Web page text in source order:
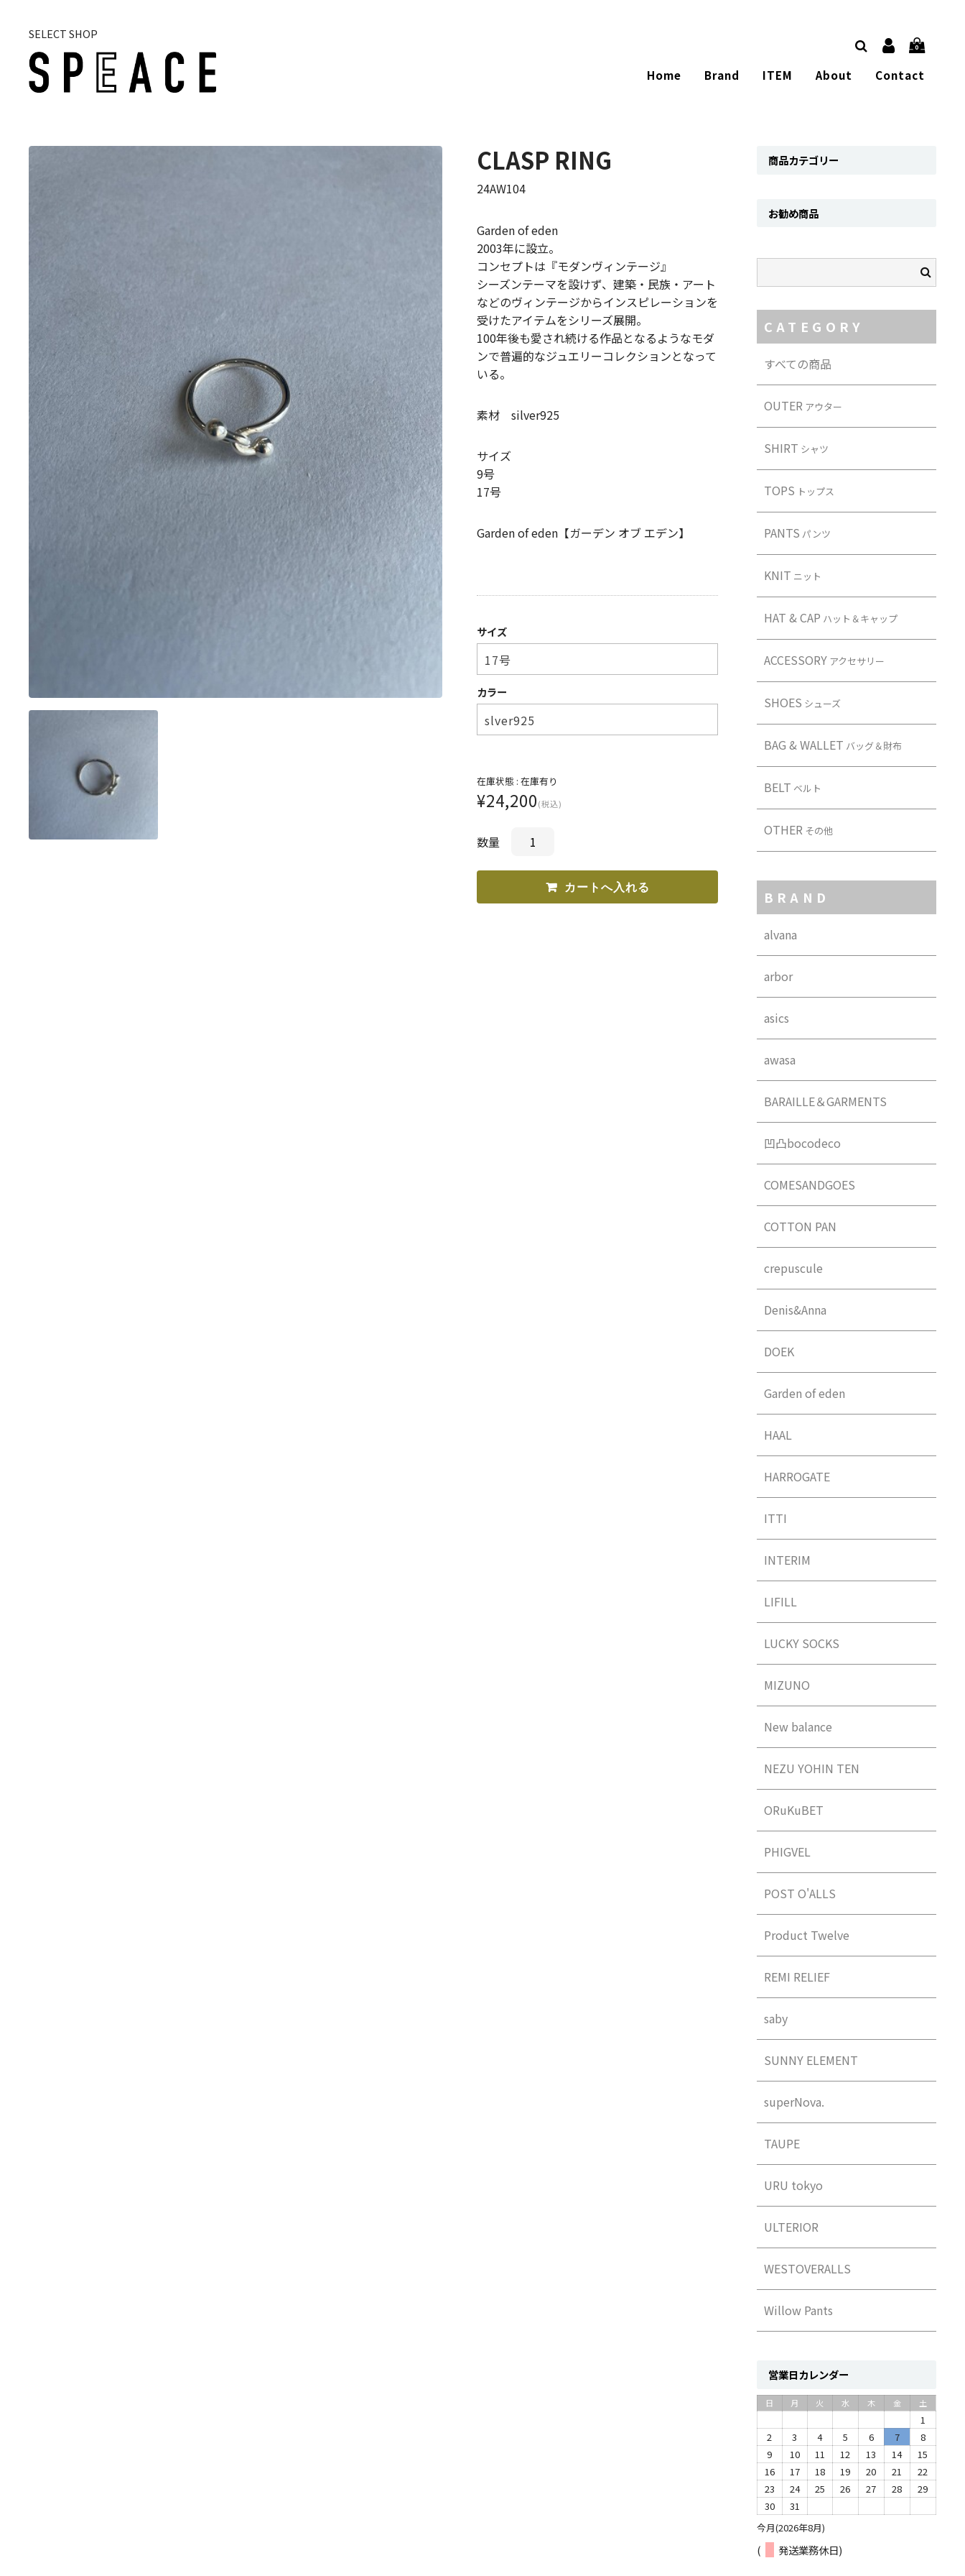
SELECT SHOP
0
Home Brand ITEM About Contact
CLASP RING
24AW104
Garden of eden
2003年に設立。
コンセプトは『モダンヴィンテージ』
シーズンテーマを設けず、建築・民族・アート
などのヴィンテージからインスピレーションを
受けたアイテムをシリーズ展開。
100年後も愛され続ける作品となるようなモダ
ンで普遍的なジュエリーコレクションとなって
いる。
素材 silver925
サイズ
9号
17号
Garden of eden【ガーデン オブ エデン】
サイズ
カラー
在庫状態 :在庫有り
¥24,200(税込)
数量
商品カテゴリー
お勧め商品
CATEGORY
すべての商品
OUTERアウター
SHIRT シャツ
TOPS トップス
PANTS パンツ
KNIT ニット
HAT & CAP ハット＆キャップ
ACCESSORYアクセサリー
SHOES シューズ
BAG & WALLET バッグ＆財布
BELT ベルト
OTHERその他
BRAND
alvana
arbor
asics
awasa
BARAILLE＆GARMENTS
凹凸bocodeco
COMESANDGOES
COTTON PAN
crepuscule
Denis&Anna
DOEK
Garden of eden
HAAL
HARROGATE
ITTI
INTERIM
LIFILL
LUCKY SOCKS
MIZUNO
New balance
NEZU YOHIN TEN
ORuKuBET
PHIGVEL
POST O'ALLS
Product Twelve
REMI RELIEF
saby
SUNNY ELEMENT
superNova.
TAUPE
URU tokyo
ULTERIOR
WESTOVERALLS
Willow Pants
営業日カレンダー
今月(2026年8月)
日 月 火 水 木 金 土
1
2
3 4 5 6 7
8
9
10 11 12 13 14
15
16
17 18 19 20 21
22
23
24 25 26 27 28
29
30
31
( 発送業務休日)